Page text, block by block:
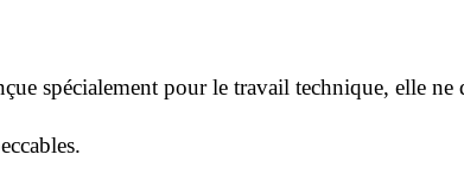
spécialement pour le travail technique, elle